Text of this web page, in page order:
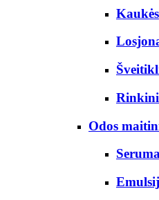
Kaukės
Odos